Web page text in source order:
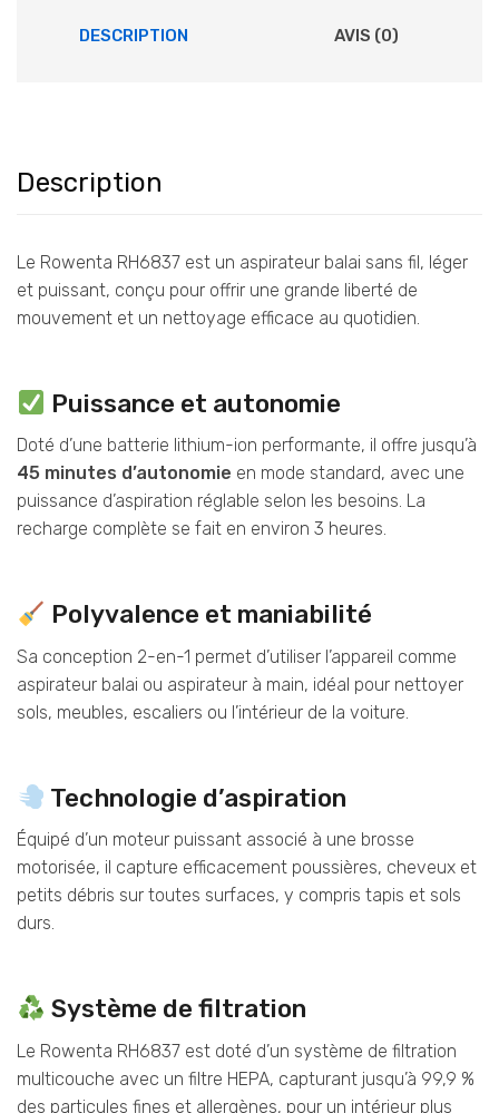
DESCRIPTION AVIS (0)
Description
Le Rowenta RH6837 est un aspirateur balai sans fil, léger
et puissant, conçu pour offrir une grande liberté de
mouvement et un nettoyage efficace au quotidien.
Puissance et autonomie
Doté d’une batterie lithium-ion performante, il offre jusqu’à
45 minutes d’autonomie en mode standard, avec une
puissance d’aspiration réglable selon les besoins. La
recharge complète se fait en environ 3 heures.
Polyvalence et maniabilité
Sa conception 2-en-1 permet d’utiliser l’appareil comme
aspirateur balai ou aspirateur à main, idéal pour nettoyer
sols, meubles, escaliers ou l’intérieur de la voiture.
Technologie d’aspiration
Équipé d’un moteur puissant associé à une brosse
motorisée, il capture efficacement poussières, cheveux et
petits débris sur toutes surfaces, y compris tapis et sols
durs.
Système de filtration
Le Rowenta RH6837 est doté d’un système de filtration
multicouche avec un filtre HEPA, capturant jusqu’à 99,9 %
des particules fines et allergènes, pour un intérieur plus